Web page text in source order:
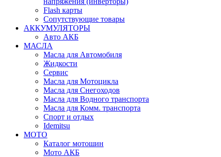
Flash карты
Сопутствующие товары
АККУМУЛЯТОРЫ
Авто АКБ
МАСЛА
Масла для Автомобиля
Жидкости
Сервис
Масла для Мотоцикла
Масла для Снегоходов
Масла для Водного транспорта
Масла для Комм. транспорта
Спорт и отдых
Idemitsu
МОТО
Каталог мотошин
Мото АКБ